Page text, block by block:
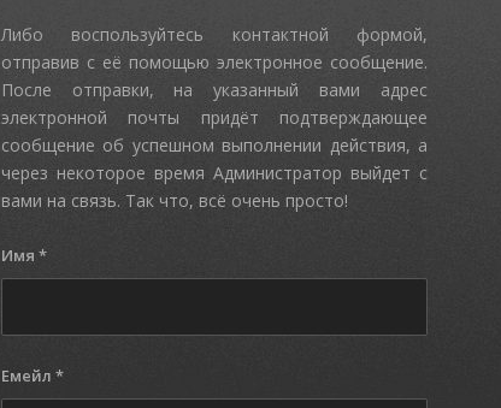
Либо воспользуйтесь контактной формой,
отправив с её помощью электронное сообщение.
После отправки, на указанный вами адрес
электронной почты придёт подтверждающее
сообщение об успешном выполнении действия, а
через некоторое время Администратор выйдет с
вами на связь. Так что, всё очень просто!
Имя *
Емейл *